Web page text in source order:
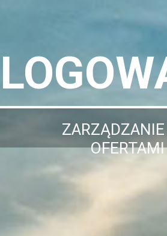
ZARZĄDZANIE
OFERTAMI